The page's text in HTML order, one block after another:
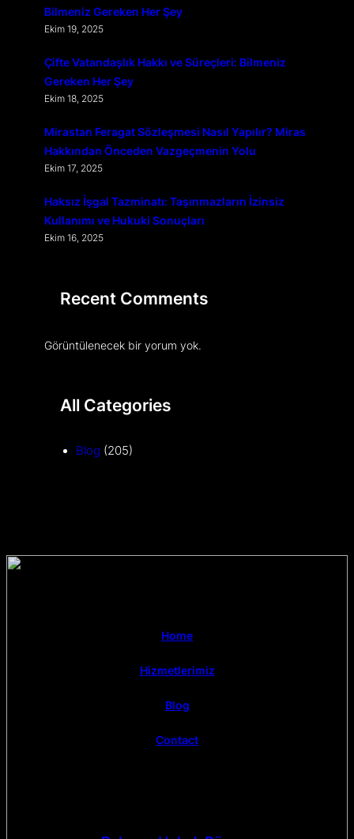
Bilmeniz Gereken Her Şey
Ekim 19, 2025
Çifte Vatandaşlık Hakkı ve Süreçleri: Bilmeniz
Gereken Her Şey
Ekim 18, 2025
Mirastan Feragat Sözleşmesi Nasıl Yapılır? Miras
Hakkından Önceden Vazgeçmenin Yolu
Ekim 17, 2025
Haksız İşgal Tazminatı: Taşınmazların İzinsiz
Kullanımı ve Hukuki Sonuçları
Ekim 16, 2025
Recent Comments
Görüntülenecek bir yorum yok.
All Categories
Blog (205)
Home
Hizmetlerimiz
Blog
Contact